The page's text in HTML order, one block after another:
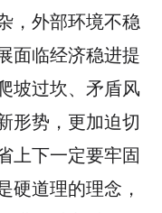
，外部环境不稳
面临经济稳进提
坡过坎、矛盾风
形势，更加迫切
上下一定要牢固
硬道理的理念，